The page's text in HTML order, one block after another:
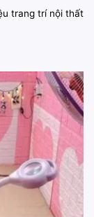
trang trí nội thất